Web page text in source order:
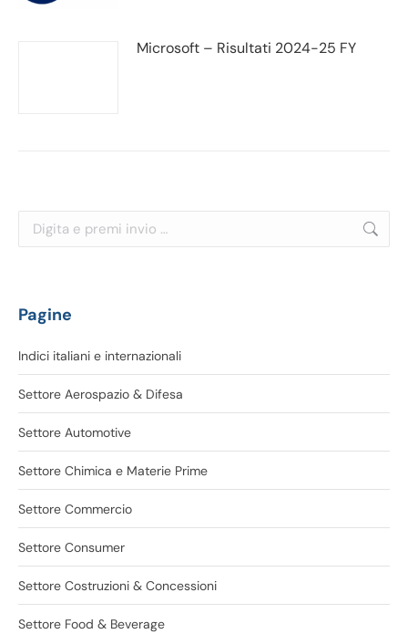
Microsoft – Risultati 2024-25 FY
Cerca:
Pagine
Indici italiani e internazionali
Settore Aerospazio & Difesa
Settore Automotive
Settore Chimica e Materie Prime
Settore Commercio
Settore Consumer
Settore Costruzioni & Concessioni
Settore Food & Beverage